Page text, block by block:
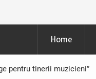
Home
pentru tinerii muzicieni”